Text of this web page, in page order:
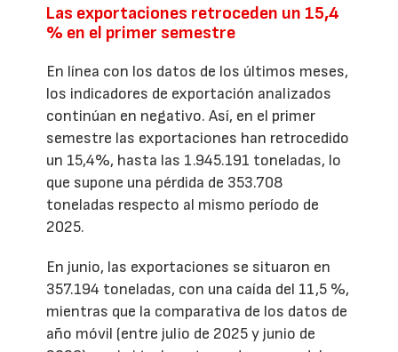
Las exportaciones retroceden un 15,4
% en el primer semestre
En línea con los datos de los últimos meses,
los indicadores de exportación analizados
continúan en negativo. Así, en el primer
semestre las exportaciones han retrocedido
un 15,4%, hasta las 1.945.191 toneladas, lo
que supone una pérdida de 353.708
toneladas respecto al mismo período de
2025.
En junio, las exportaciones se situaron en
357.194 toneladas, con una caída del 11,5 %,
mientras que la comparativa de los datos de
año móvil (entre julio de 2025 y junio de